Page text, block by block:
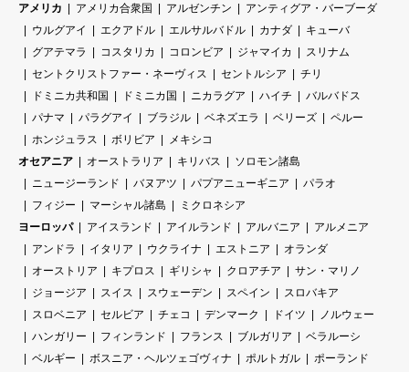
アメリカ
アメリカ合衆国 アルゼンチン
アンティグア・バーブーダ
ウルグアイ
エクアドル エルサルバドル カナダ
キューバ
グアテマラ
コスタリカ コロンビア ジャマイカ
スリナム
セントクリストファー・ネーヴィス
セントルシア
チリ
ドミニカ共和国
ドミニカ国 ニカラグア ハイチ
バルバドス
パナマ
パラグアイ ブラジル ベネズエラ ベリーズ
ペルー
ホンジュラス
ボリビア
メキシコ
オセアニア
オーストラリア キリバス
ソロモン諸島
ニュージーランド
バヌアツ パプアニューギニア
パラオ
フィジー
マーシャル諸島
ミクロネシア
ヨーロッパ
アイスランド アイルランド アルバニア
アルメニア
アンドラ
イタリア ウクライナ エストニア
オランダ
オーストリア
キプロス ギリシャ クロアチア
サン・マリノ
ジョージア
スイス スウェーデン スペイン
スロバキア
スロベニア
セルビア チェコ デンマーク ドイツ
ノルウェー
ハンガリー
フィンランド フランス ブルガリア
ベラルーシ
ベルギー
ボスニア・ヘルツェゴヴィナ ポルトガル ポーランド